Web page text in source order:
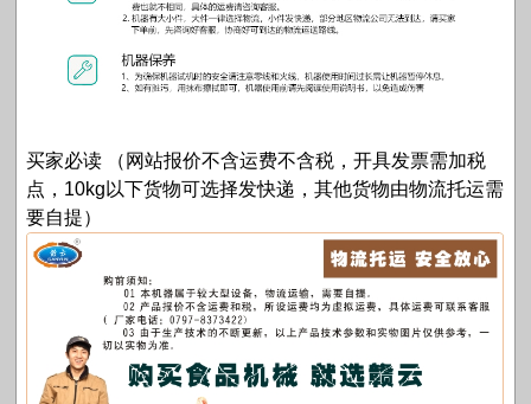
买家必读 （网站报价不含运费不含税，开具发票需加税
点，10kg以下货物可选择发快递，其他货物由物流托运需
要自提）